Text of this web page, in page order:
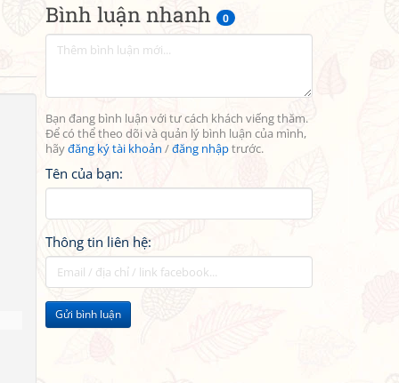
Bình luận nhanh 0
Bạn đang bình luận với tư cách khách viếng thăm.
Để có thể theo dõi và quản lý bình luận của mình,
hãyđăng ký tài khoản /đăng nhậptrước.
Tên của bạn:
Thông tin liên hệ:
Gửi bình luận